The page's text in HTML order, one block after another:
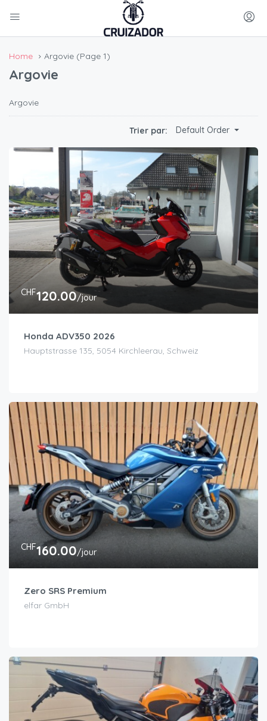
Home Argovie (Page 1)
Argovie
Argovie
Trier par: Default Order
CHF120.00/jour
Honda ADV350 2026
Hauptstrasse 135, 5054 Kirchleerau, Schweiz
CHF160.00/jour
Zero SRS Premium
elfar GmbH